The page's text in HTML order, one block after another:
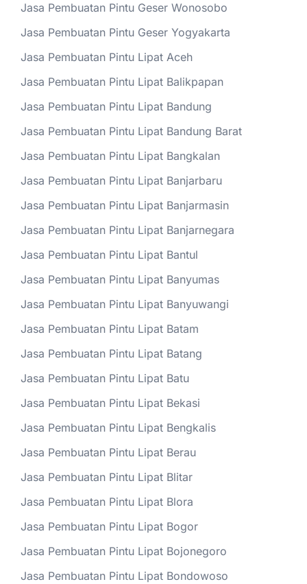
Jasa Pembuatan Pintu Geser Wonosobo
Jasa Pembuatan Pintu Geser Yogyakarta
Jasa Pembuatan Pintu Lipat Aceh
Jasa Pembuatan Pintu Lipat Balikpapan
Jasa Pembuatan Pintu Lipat Bandung
Jasa Pembuatan Pintu Lipat Bandung Barat
Jasa Pembuatan Pintu Lipat Bangkalan
Jasa Pembuatan Pintu Lipat Banjarbaru
Jasa Pembuatan Pintu Lipat Banjarmasin
Jasa Pembuatan Pintu Lipat Banjarnegara
Jasa Pembuatan Pintu Lipat Bantul
Jasa Pembuatan Pintu Lipat Banyumas
Jasa Pembuatan Pintu Lipat Banyuwangi
Jasa Pembuatan Pintu Lipat Batam
Jasa Pembuatan Pintu Lipat Batang
Jasa Pembuatan Pintu Lipat Batu
Jasa Pembuatan Pintu Lipat Bekasi
Jasa Pembuatan Pintu Lipat Bengkalis
Jasa Pembuatan Pintu Lipat Berau
Jasa Pembuatan Pintu Lipat Blitar
Jasa Pembuatan Pintu Lipat Blora
Jasa Pembuatan Pintu Lipat Bogor
Jasa Pembuatan Pintu Lipat Bojonegoro
Jasa Pembuatan Pintu Lipat Bondowoso